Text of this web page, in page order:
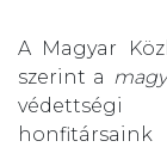
A Magyar
szerint a
védettségi